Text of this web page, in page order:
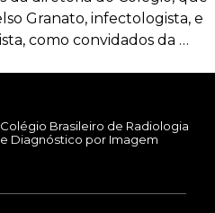
Granato, infectologista, e
como convidados da …
Colégio Brasileiro de Radiologia
e Diagnóstico por Imagem